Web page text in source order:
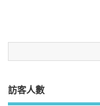
訪客人數